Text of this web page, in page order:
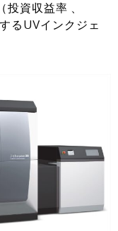
資収益率 、
UVインクジェ